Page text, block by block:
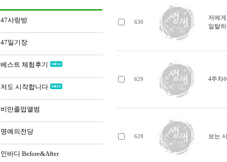
47사랑방
47일기장
베스트 체험후기
저도 시작합니다
비만졸업앨범
명예의전당
인바디 Before&After
630
저에
일탈
629 4주차
628 보는